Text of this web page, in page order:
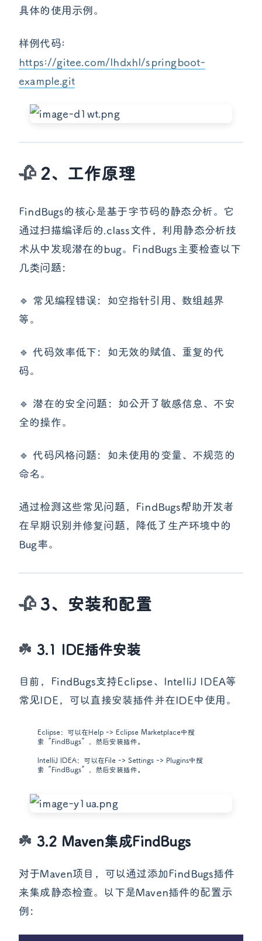
具体的使用示例。
样例代码:
https://gitee.com/lhdxhl/springboot-
example.git
2、工作原理
FindBugs的核心是基于字节码的静态分析。它
通过扫描编译后的.class文件，利用静态分析技
术从中发现潜在的bug。FindBugs主要检查以下
几类问题：
🔹 常见编程错误：如空指针引用、数组越界
等。
🔹 代码效率低下：如无效的赋值、重复的代
码。
🔹 潜在的安全问题：如公开了敏感信息、不安
全的操作。
🔹 代码风格问题：如未使用的变量、不规范的
命名。
通过检测这些常见问题，FindBugs帮助开发者
在早期识别并修复问题，降低了生产环境中的
Bug率。
3、安装和配置
3.1 IDE插件安装
目前，FindBugs支持Eclipse、IntelliJ IDEA等
常见IDE，可以直接安装插件并在IDE中使用。
Eclipse：可以在Help -> Eclipse Marketplace中搜
索“FindBugs”，然后安装插件。
IntelliJ IDEA：可以在File -> Settings -> Plugins中搜
索“FindBugs”，然后安装插件。
3.2 Maven集成FindBugs
对于Maven项目，可以通过添加FindBugs插件
来集成静态检查。以下是Maven插件的配置示
例：